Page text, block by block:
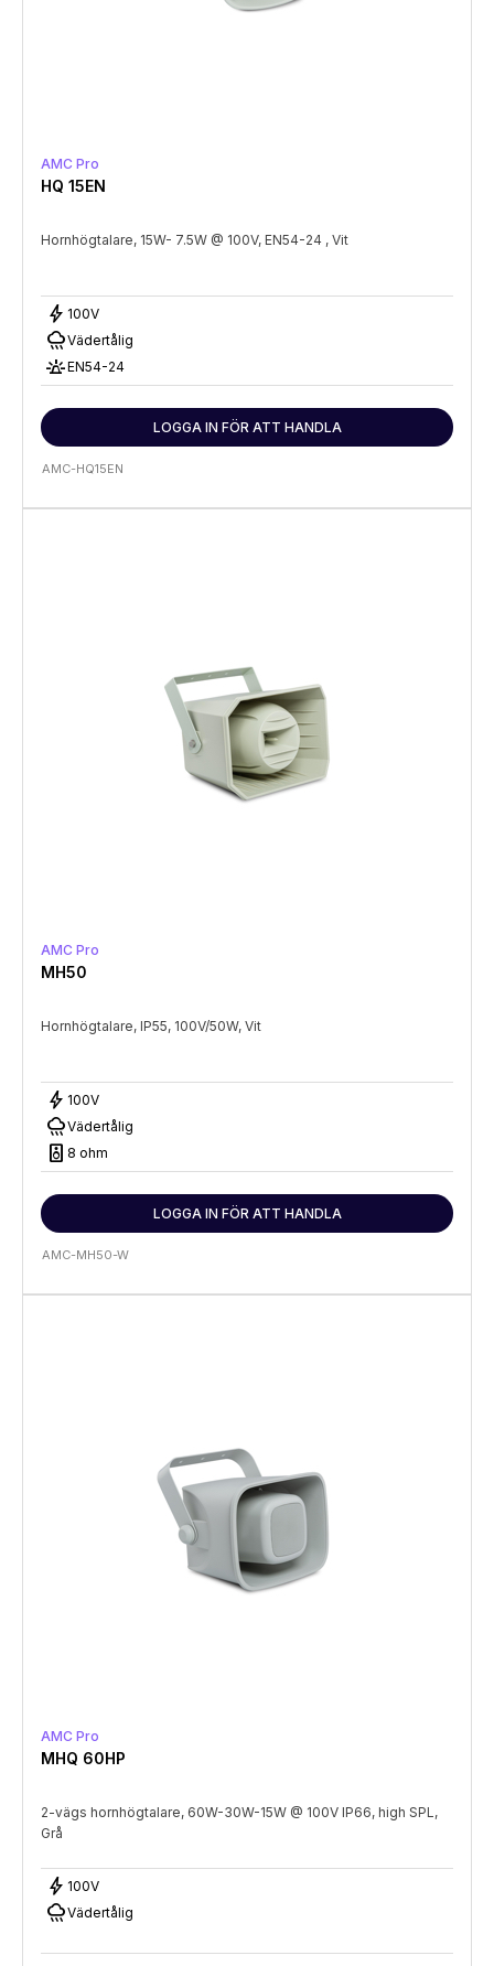
AMC Pro
HQ 15EN
Hornhögtalare, 15W- 7.5W @ 100V, EN54-24 , Vit
bolt 100V
rainyVädertålig
e911_emergencyEN54-24
LOGGA IN FÖR ATT HANDLA
AMC-HQ15EN
AMC Pro
MH50
Hornhögtalare, IP55, 100V/50W, Vit
bolt 100V
rainyVädertålig
speaker 8 ohm
LOGGA IN FÖR ATT HANDLA
AMC-MH50-W
AMC Pro
MHQ 60HP
2-vägs hornhögtalare, 60W-30W-15W @ 100V IP66, high SPL,
Grå
bolt 100V
rainyVädertålig